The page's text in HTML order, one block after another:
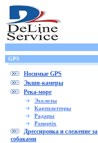
GPS
Носимые GPS
Экшн-камеры
Река-море
Эхолоты
Картплоттеры
Радары
Panoptix
Дрессировка и слежение за
собаками